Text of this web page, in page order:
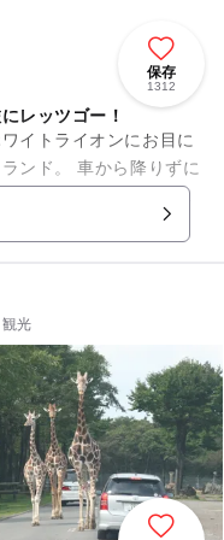
保存
1312
レッツゴー！
イトライオンにお目に
ら降りずに
暑くても大丈夫!! 車か
観光